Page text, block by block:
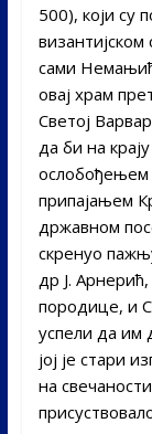
500), који су
сами
овај храм
Светој
да би на
припајањем
државном
скренуо
др Ј.
породице, и
успели да им
јој је стари
на